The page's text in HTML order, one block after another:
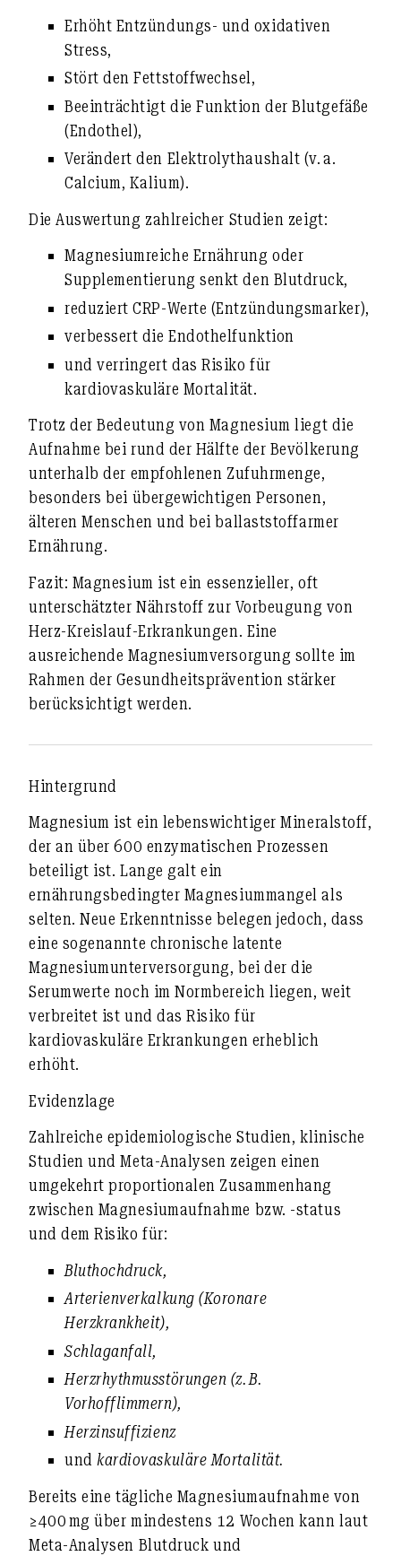
Erhöht Entzündungs- und oxidativen
Stress,
Stört den Fettstoffwechsel,
Beeinträchtigt die Funktion der Blutgefäße
(Endothel),
Verändert den Elektrolythaushalt (v. a.
Calcium, Kalium).
Die Auswertung zahlreicher Studien zeigt:
Magnesiumreiche Ernährung oder
Supplementierungsenkt den Blutdruck,
reduziertCRP-Werte (Entzündungsmarker),
verbessert dieEndothelfunktion
und verringert das Risiko für
kardiovaskuläre Mortalität.
Trotz der Bedeutung von Magnesium liegt die
Aufnahme bei rund der Hälfte der Bevölkerung
unterhalb der empfohlenen Zufuhrmenge,
besonders bei übergewichtigen Personen,
älteren Menschen und bei ballaststoffarmer
Ernährung.
Fazit: Magnesium ist ein essenzieller, oft
unterschätzter Nährstoff zur Vorbeugung von
Herz-Kreislauf-Erkrankungen. Eine
ausreichende Magnesiumversorgung sollte im
Rahmen der Gesundheitsprävention stärker
berücksichtigt werden.
Hintergrund
Magnesium ist ein lebenswichtiger Mineralstoff,
der an über 600 enzymatischen Prozessen
beteiligt ist. Lange galt ein
ernährungsbedingter Magnesiummangel als
selten. Neue Erkenntnisse belegen jedoch, dass
eine sogenannte chronische latente
Magnesiumunterversorgung, bei der die
Serumwerte noch im Normbereich liegen, weit
verbreitet ist und das Risiko für
kardiovaskuläre Erkrankungen erheblich
erhöht.
Evidenzlage
Zahlreiche epidemiologische Studien, klinische
Studien und Meta-Analysen zeigen einen
umgekehrt proportionalen Zusammenhang
zwischen Magnesiumaufnahme bzw. -status
und dem Risiko für:
Bluthochdruck,
Arterienverkalkung (Koronare
Herzkrankheit),
Schlaganfall,
Herzrhythmusstörungen (z. B.
Vorhofflimmern),
Herzinsuffizienz
undkardiovaskuläre Mortalität.
Bereits eine tägliche Magnesiumaufnahme von
≥400 mg über mindestens 12 Wochen kann laut
Meta-Analysen Blutdruck und